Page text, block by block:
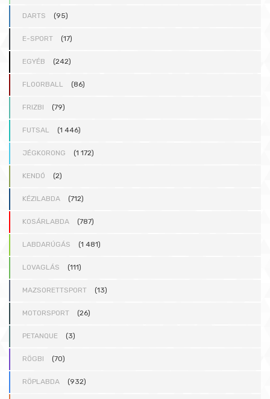
DARTS (95)
E-SPORT (17)
EGYÉB (242)
FLOORBALL (86)
FRIZBI (79)
FUTSAL (1 446)
JÉGKORONG (1 172)
KENDÓ (2)
KÉZILABDA (712)
KOSÁRLABDA (787)
LABDARÚGÁS (1 481)
LOVAGLÁS (111)
MAZSORETTSPORT (13)
MOTORSPORT (26)
PETANQUE (3)
RÖGBI (70)
RÖPLABDA (932)